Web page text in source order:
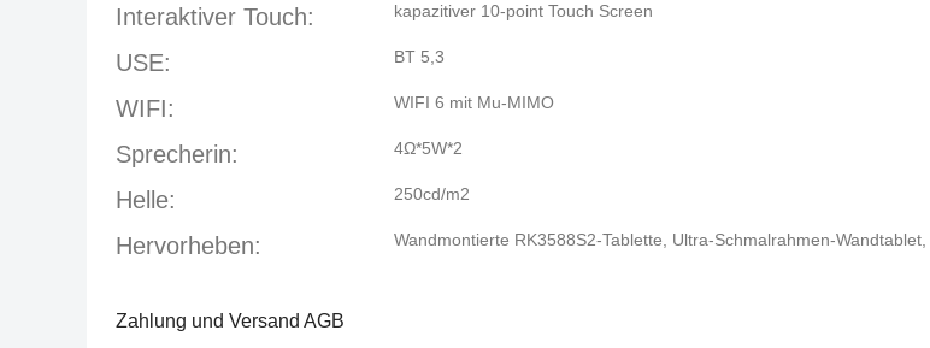
Interaktiver Touch: kapazitiver 10-point Touch Screen
USE: BT 5,3
WIFI: WIFI 6 mit Mu-MIMO
Sprecherin: 4Ω*5W*2
Helle: 250cd/m2
Hervorheben: Wandmontierte RK3588S2-Tablette Ultra-Schmalrahmen-Wandtablet
Zahlung und Versand AGB